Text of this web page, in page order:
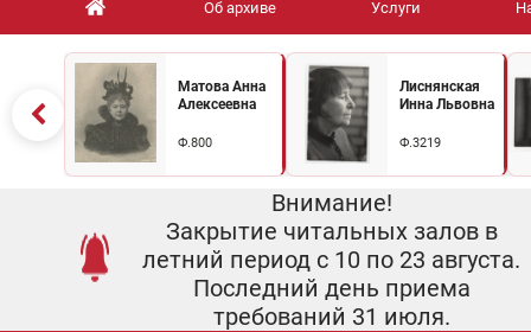
Об архиве Услуги
Матова Анна
Алексеевна
Ф.800
Лиснянская
Инна Львовна
Ф.3219
Внимание!
Закрытие читальных залов в
летний период с 10 по 23 августа.
Последний день приема
требований 31 июля.